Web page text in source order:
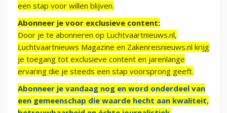
een stap voor willen blijven.
Abonneer je voor exclusieve content:
Door je te abonneren op Luchtvaartnieuws.nl,
Luchtvaartnieuws Magazine en Zakenreisnieuws.nl krijg
je toegang tot exclusieve content en jarenlange
ervaring die je steeds een stap voorsprong geeft.
Abonneer je vandaag nog en word onderdeel van
een gemeenschap die waarde hecht aan kwaliteit,